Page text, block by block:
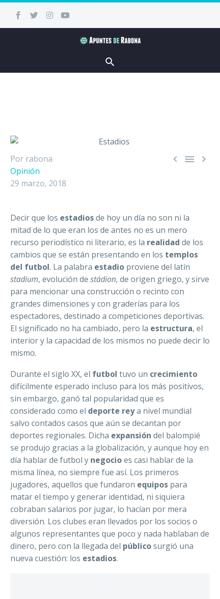
  
Por rabona
Opinión
29 marzo, 2018
Decir que los estadiosde hoy un día no son ni la
mitad de lo que eran los de antes no es un mero
recurso periodístico ni literario, es la realidad de los
cambios que se están presentando en los templos
del futbol. La palabra estadio proviene del latín
stadium, evolución de stádion, de origen griego, y sirve
para mencionar una construcción o recinto con
grandes dimensiones y con graderías para los
espectadores, destinado a competiciones deportivas.
El significado no ha cambiado, pero la estructura, el
interior y la capacidad de los mismos no puede decir lo
mismo.
Durante el siglo XX, el futbol tuvo un crecimiento
difícilmente esperado incluso para los más positivos,
sin embargo, ganó tal popularidad que es
considerado como el deporte reya nivel mundial
salvo contados casos que aún se decantan por
deportes regionales. Dicha expansión del balompié
se produjo gracias a la globalización, y aunque hoy en
día hablar de futbol y negocioes casi hablar de la
misma línea, no siempre fue así. Los primeros
jugadores, aquellos que fundaron equipos para
matar el tiempo y generar identidad, ni siquiera
cobraban salarios por jugar, lo hacían por mera
diversión. Los clubes eran llevados por los socios o
algunos representantes que poco y nada hablaban de
dinero, pero con la llegada del públicosurgió una
nueva cuestión: los estadios.